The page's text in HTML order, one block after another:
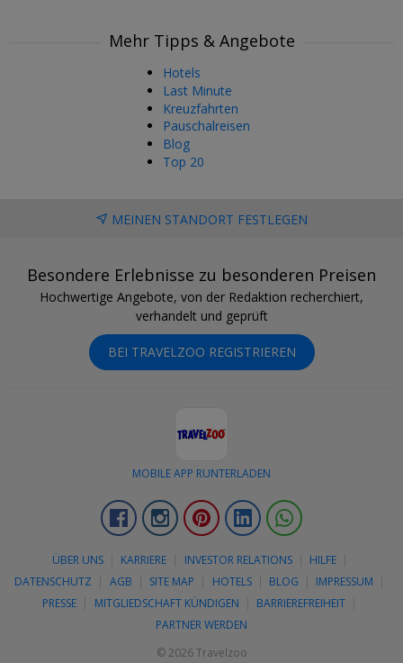
Mehr Tipps & Angebote
Hotels
Last Minute
Kreuzfahrten
Pauschalreisen
Blog
Top 20
MEINEN STANDORT FESTLEGEN
Besondere Erlebnisse zu besonderen Preisen
Hochwertige Angebote, von der Redaktion recherchiert,
verhandelt und geprüft
BEI TRAVELZOO REGISTRIEREN
MOBILE APP RUNTERLADEN
FacebookInstagramPinterestLinkedIn
ÜBER UNS KARRIERE INVESTOR RELATIONS
HILFE
DATENSCHUTZ
AGB SITE MAP HOTELS BLOG
IMPRESSUM
PRESSE
MITGLIEDSCHAFT KÜNDIGEN
BARRIEREFREIHEIT
PARTNER WERDEN
© 2026 Travelzoo